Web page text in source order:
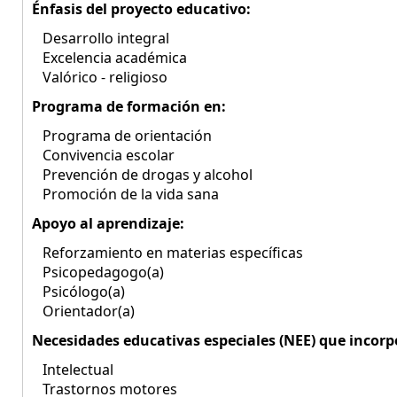
Énfasis del proyecto educativo:
Desarrollo integral
Excelencia académica
Valórico - religioso
Programa de formación en:
Programa de orientación
Convivencia escolar
Prevención de drogas y alcohol
Promoción de la vida sana
Apoyo al aprendizaje:
Reforzamiento en materias específicas
Psicopedagogo(a)
Psicólogo(a)
Orientador(a)
Necesidades educativas especiales (NEE) que
Intelectual
Trastornos motores